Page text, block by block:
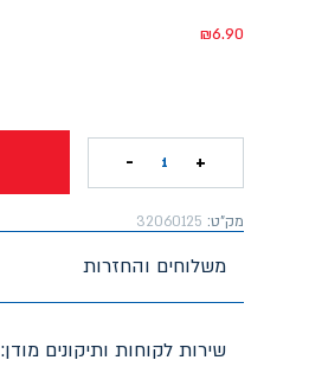
₪6.90
+
1
-
מק"ט: 32060125
משלוחים והחזרות
שירות לקוחות ותיקונים מודן: